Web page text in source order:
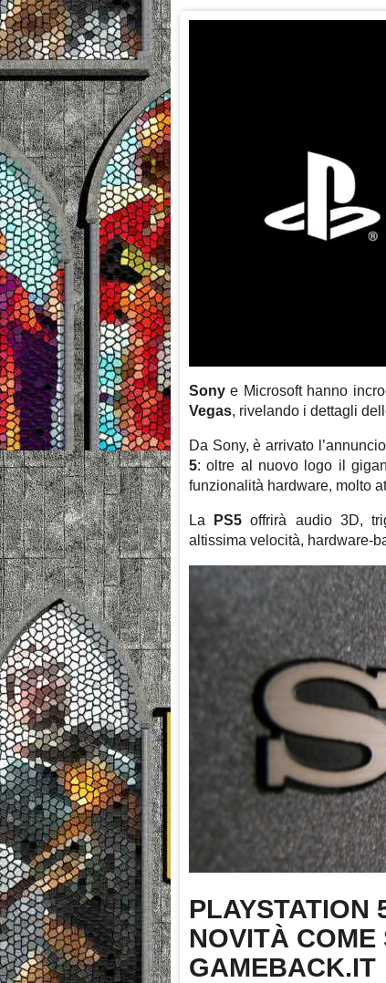
Sony e Microsoft hanno
Vegas, rivelando i dettagli
Da Sony, è arrivato
5: oltre al nuovo logo il
funzionalità hardware, molto
La PS5 offrirà audio 3D,
altissima velocità, hardware-
PLAYSTATION
NOVITÀ COME
GAMEBACK.IT